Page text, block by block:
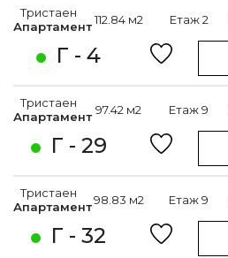
Г - 4
Тристаен
Апартамент112.84 м2 Етаж 2
Г - 29
Тристаен
Апартамент 97.42 м2 Етаж 9
Г - 32
Тристаен
Апартамент98.83 м2 Етаж 9